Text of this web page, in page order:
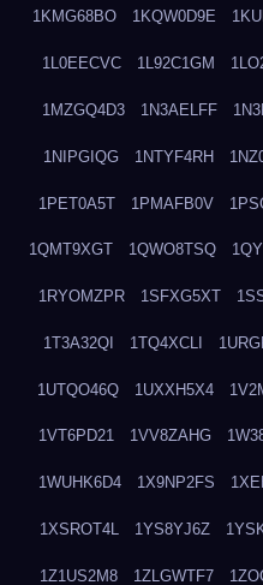
1KMG68BO 1KQW0D9E
1L0EECVC 1L92C1GM
1MZGQ4D3 1N3AELFF
1NIPGIQG 1NTYF4RH
1PET0A5T 1PMAFB0V
1QMT9XGT 1QWO8TSQ
1RYOMZPR 1SFXG5XT
1T3A32QI 1TQ4XCLI
1UTQO46Q 1UXXH5X4
1VT6PD21 1VV8ZAHG
1WUHK6D4 1X9NP2FS
1XSROT4L 1YS8YJ6Z
1Z1US2M8 1ZLGWTF7